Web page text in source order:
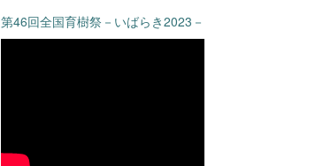
第46回全国育樹祭－いばらき2023－